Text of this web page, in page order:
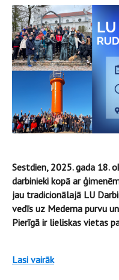
Sestdien, 2025. gada 18.
darbinieki kopā ar
jau tradicionālajā LU
vedīs uz Medema purvu
Pierīgā ir lieliskas vietas
Lasi vairāk